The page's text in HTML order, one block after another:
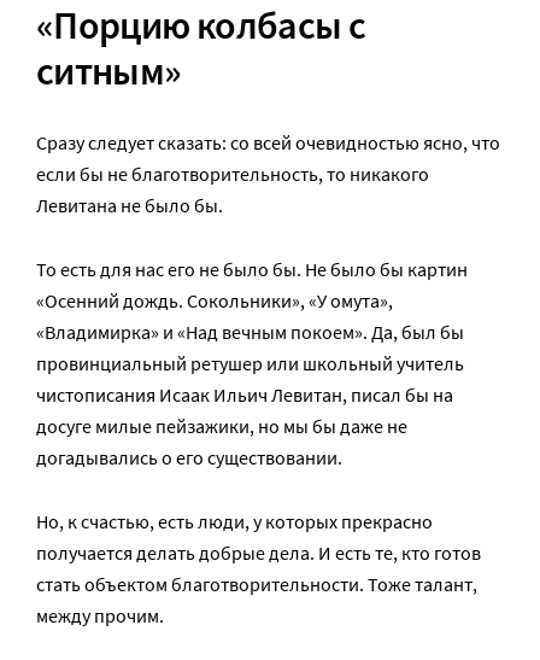
«Порцию колбасы с
ситным»
Сразу следует сказать: со всей очевидностью ясно, что
если бы не благотворительность, то никакого
Левитана не было бы.
То есть для нас его не было бы. Не было бы картин
«Осенний дождь. Сокольники», «У омута»,
«Владимирка» и «Над вечным покоем». Да, был бы
провинциальный ретушер или школьный учитель
чистописания Исаак Ильич Левитан, писал бы на
досуге милые пейзажики, но мы бы даже не
догадывались о его существовании.
Но, к счастью, есть люди, у которых прекрасно
получается делать добрые дела. И есть те, кто готов
стать объектом благотворительности. Тоже талант,
между прочим.